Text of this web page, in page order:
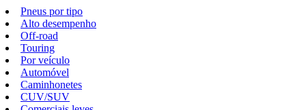
Pneus por tipo
Alto desempenho
Off-road
Touring
Por veículo
Automóvel
Caminhonetes
CUV/SUV